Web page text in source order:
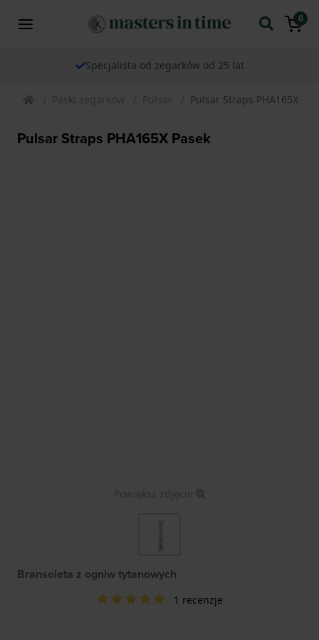
0
Specjalista od zegarków od 25 lat
Paski zegarkow Pulsar Pulsar Straps PHA165X
Pulsar Straps PHA165X Pasek
Powiększ zdjęcie
Bransoleta z ogniw tytanowych
1 recenzje